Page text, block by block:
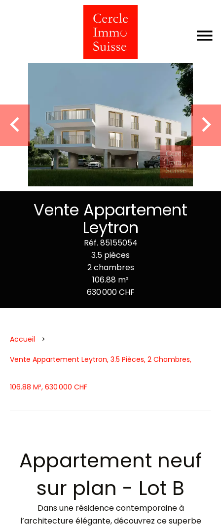
Vente Appartement
Leytron
Réf. 85155054
3.5 pièces
2 chambres
106.88 m²
630 000 CHF
Accueil
Vente Appartement Leytron, 3.5 Pièces, 2 Chambres,
106.88 M², 630 000 CHF
Appartement neuf
sur plan - Lot B
Dans une résidence contemporaine à
l’architecture élégante, découvrez ce superbe